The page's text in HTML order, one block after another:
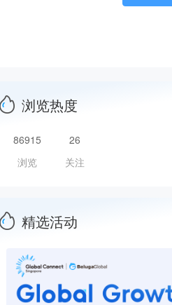
浏览热度
86915
浏览
26
关注
精选活动